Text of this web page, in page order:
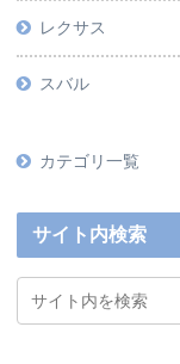
レクサス
スバル
カテゴリ一覧
サイト内検索